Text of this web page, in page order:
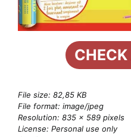
File size: 82,85 KB
File format: image/jpeg
Resolution: 835 × 589 pixels
License: Personal use only